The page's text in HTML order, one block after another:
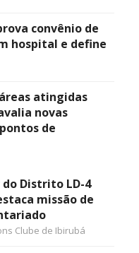
convênio de
hospital e define
atingidas
novas
de
Distrito LD-4
missão de
Clube de Ibirubá